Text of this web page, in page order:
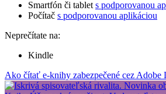
Smartfón či tablet s podporovanou
Počítač s podporovanou aplikáciou
Neprečítate na:
Kindle
Ako čítať e-knihy zabezpečené cez Adobe